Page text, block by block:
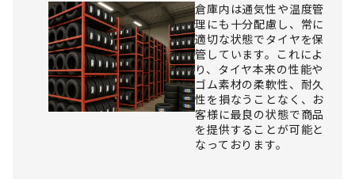
倉庫内は通気性や温度管
理にも十分配慮し、常に
適切な状態でタイヤを保
管しています。これによ
り、タイヤ本来の性能や
ゴム素材の柔軟性、耐久
性を損なうことなく、お
客様に最良の状態で商品
を提供することが可能と
なっております。